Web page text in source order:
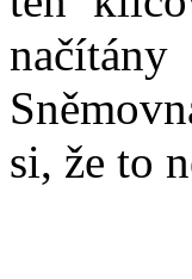
si, že to